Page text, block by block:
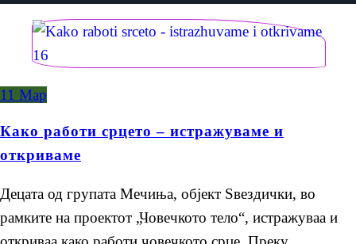
11 Мар
Како работи срцето – истражуваме и
откриваме
Децата од групата Мечиња, објект Ѕвездички, во
рамките на проектот „Човечкото тело“, истражуваа и